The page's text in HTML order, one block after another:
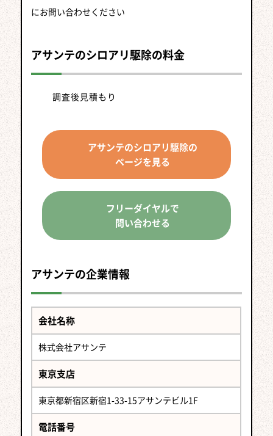
にお問い合わせください
アサンテのシロアリ駆除の料金
調査後見積もり
アサンテのシロアリ駆除の
ページを見る
フリーダイヤルで
問い合わせる
アサンテの企業情報
会社名称
株式会社アサンテ
東京支店
東京都新宿区新宿1-33-15アサンテビル1F
電話番号